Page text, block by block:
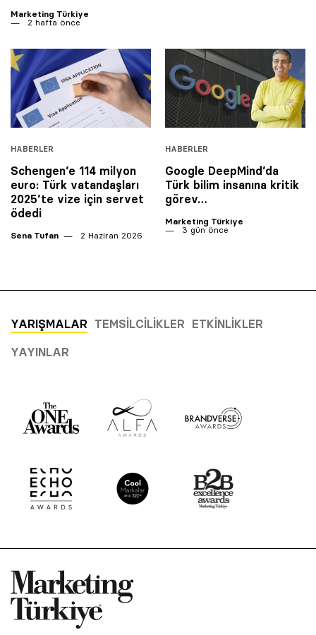
Marketing Türkiye
2 hafta önce
HABERLER
Schengen’e 114 milyon
euro: Türk vatandaşları
2025’te vize için servet
ödedi
Sena Tufan 2 Haziran 2026
HABERLER
Google DeepMind’da
Türk bilim insanına kritik
görev…
Marketing Türkiye
3 gün önce
YARIŞMALAR TEMSILCILIKLER ETKINLIKLER
YAYINLAR